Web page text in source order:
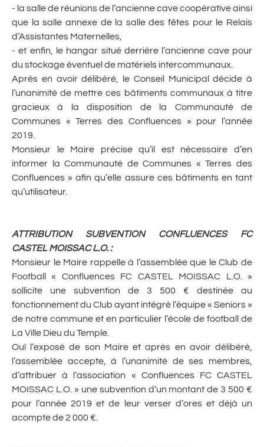
- la salle de réunions de l’ancienne cave coopérative ainsi
que la salle annexe de la salle des fêtes pour le Relais
d’Assistantes Maternelles,
- et enfin, le hangar situé derrière l’ancienne cave pour
du stockage éventuel de matériels intercommunaux.
Après en avoir délibéré, le Conseil Municipal décide à
l’unanimité de mettre ces bâtiments communaux à titre
gracieux à la disposition de la Communauté de
Communes « Terres des Confluences » pour l’année
2019.
Monsieur le Maire précise qu’il est nécessaire d’en
informer la Communauté de Communes « Terres des
Confluences » afin qu’elle assure ces bâtiments en tant
qu’utilisateur.
ATTRIBUTION SUBVENTION CONFLUENCES FC
CASTEL MOISSAC L.O.:
Monsieur le Maire rappelle à l’assemblée que le Club de
Football « Confluences FC CASTEL MOISSAC L.O. »
sollicite une subvention de 3 500 € destinée au
fonctionnement du Club ayant intégré l’équipe « Seniors »
de notre commune et en particulier l’école de football de
La Ville Dieu du Temple.
Ouï l’exposé de son Maire et après en avoir délibéré,
l’assemblée accepte, à l’unanimité de ses membres,
d’attribuer à l’association « Confluences FC CASTEL
MOISSAC L.O. » une subvention d’un montant de 3 500 €
pour l’année 2019 et de leur verser d’ores et déjà un
acompte de 2 000 €.